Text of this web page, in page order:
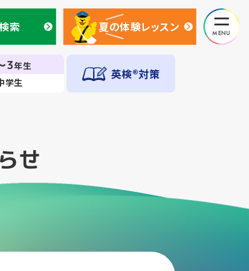
索
夏の体験レッスン
夏の体験レッスン
3年生
学生
英検®対策
せ